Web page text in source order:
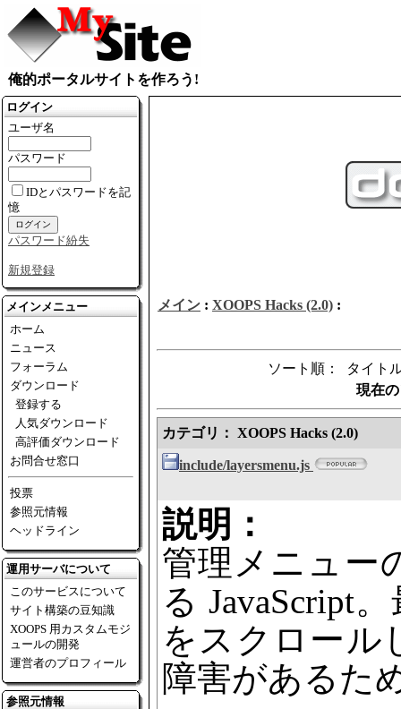
俺的ポータルサイトを作ろう!
ログイン
ユーザ名
パスワード
IDとパスワードを記
憶
パスワード紛失
新規登録
メインメニュー
ホーム
ニュース
フォーラム
ダウンロード
登録する
人気ダウンロード
高評価ダウンロード
お問合せ窓口
投票
参照元情報
ヘッドライン
運用サーバについて
このサービスについて
サイト構築の豆知識
XOOPS 用カスタムモジ
ュールの開発
運営者のプロフィール
参照元情報
メイン : XOOPS Hacks (2.0) :
ソート順： タイト
現在
カテゴリ： XOOPS Hacks (2.0)
include/layersmenu.js
説明：
管理メニュー
る JavaScript
をスクロール
障害があるた